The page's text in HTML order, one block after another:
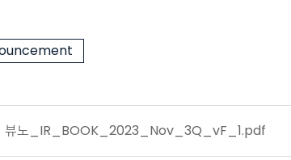
뷰노_IR_BOOK_2023_Nov_3Q_vF_1.pdf